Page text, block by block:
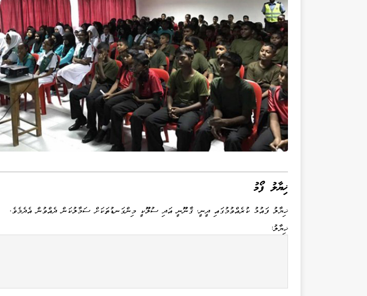
ޚިޔާލު ފޯމު
ޚިޔާލު ފައުޅު ކުރެއްވުމުގައި ދީނީ، ޤާނޫނީ އަދި ސުލޫކީ މިންގަނޑުތަކަށް ސަމާލުކަން ދެއްވުން އެދެމެވެ.
ޚިޔާލު: